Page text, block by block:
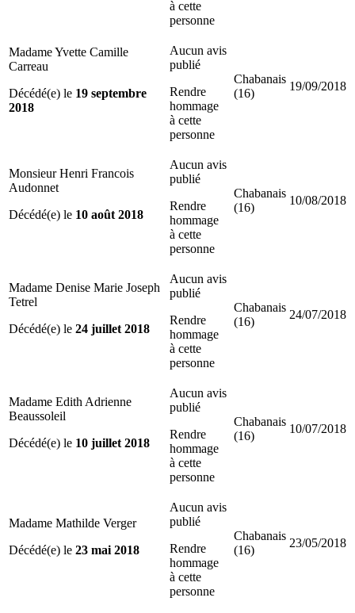
à cette
personne
Madame Yvette Camille
Carreau
Décédé(e) le 19 septembre
2018
Aucun avis
publié
Rendre
hommage
à cette
personne
Chabanais
(16)
19/09/2018
Monsieur Henri Francois
Audonnet
Décédé(e) le 10 août 2018
Aucun avis
publié
Rendre
hommage
à cette
personne
Chabanais
(16)
10/08/2018
Madame Denise Marie Joseph
Tetrel
Décédé(e) le 24 juillet 2018
Aucun avis
publié
Rendre
hommage
à cette
personne
Chabanais
(16)
24/07/2018
Madame Edith Adrienne
Beaussoleil
Décédé(e) le 10 juillet 2018
Aucun avis
publié
Rendre
hommage
à cette
personne
Chabanais
(16)
10/07/2018
Madame Mathilde Verger
Décédé(e) le 23 mai 2018
Aucun avis
publié
Rendre
hommage
à cette
personne
Chabanais
(16)
23/05/2018